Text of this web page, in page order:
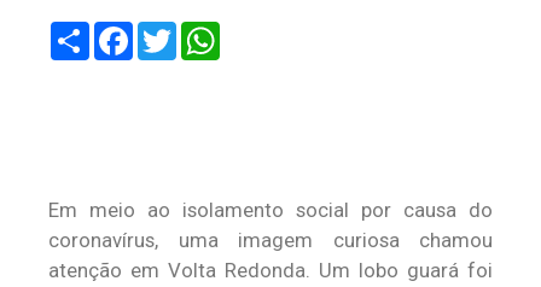
ShareFacebook
Twitter
Em meio ao isolamento social por causa do
coronavírus, uma imagem curiosa chamou
atenção em Volta Redonda. Um lobo guará foi